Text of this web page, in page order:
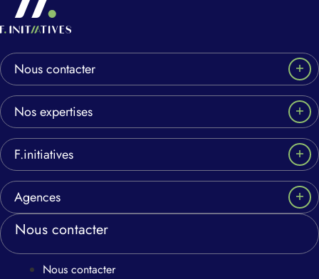
Nous contacter
Nos expertises
F.initiatives
Agences
Nous contacter
Nous contacter